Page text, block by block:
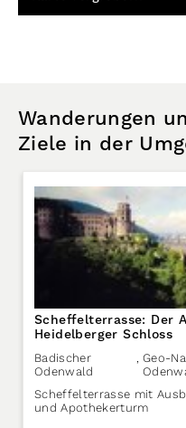
Wanderungen
Ziele in der
Scheffelterrasse: Der
Heidelberger Schloss
Badischer
Odenwald
, Geo-
Scheffelterrasse mit
und Apothekerturm